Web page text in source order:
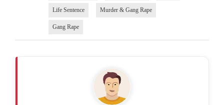
Life Sentence Murder & Gang Rape
Gang Rape